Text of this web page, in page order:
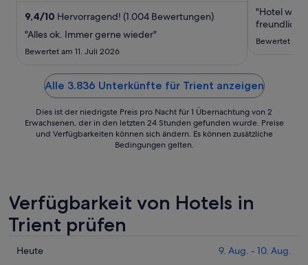
bis
9,4/10 Hervorragend! (1.004 Bewertungen)
"Alles ok. Immer gerne wieder"
Bewertet am 11. Juli 2026
"Hotel war
freundlich"
Bewertet am
Alle 3.836 Unterkünfte für Trient anzeigen
Dies ist der niedrigste Preis pro Nacht für 1 Übernachtung von 2
Erwachsenen, der in den letzten 24 Stunden gefunden wurde. Preise
und Verfügbarkeiten können sich ändern. Es können zusätzliche
Bedingungen gelten.
Verfügbarkeit von Hotels in
Trient prüfen
Prüfe
Heute 9. Aug. - 10. Aug.